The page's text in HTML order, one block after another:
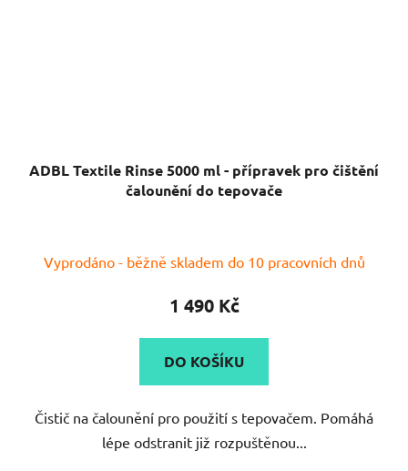
ADBL Textile Rinse 5000 ml - přípravek pro čištění
čalounění do tepovače
hodnocení
produktu
5,0
z
hvězdiček.
Vyprodáno - běžně skladem do 10 pracovních dnů
1 490 Kč
DO KOŠÍKU
Čistič na čalounění pro použití s tepovačem. Pomáhá
lépe odstranit již rozpuštěnou...